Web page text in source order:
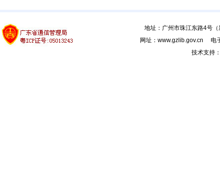
地址：广州市珠江东路4
网址：www.gzlib.gov.cn 电
技术支持